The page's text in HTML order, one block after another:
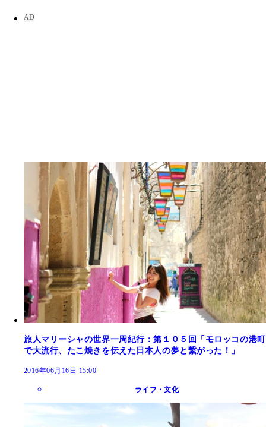
旅人マリーシャの世界一周紀行：第１０５回「モロッコの港町
で大流行、たこ焼きを伝えた日本人の夢と繋がった！」
2016年06月16日 15:00
ライフ・文化